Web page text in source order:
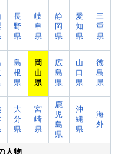
長
野
県
岐
阜
県
静
岡
県
愛
知
県
三
重
県
島
根
県
岡
山
県
広
島
県
山
口
県
徳
島
県
大
分
県
宮
崎
県
鹿
児
島
県
沖
縄
県
海
外
人物